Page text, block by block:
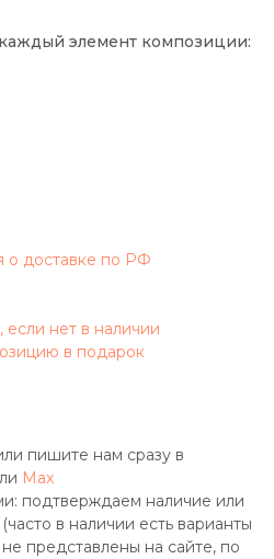
элемент композиции:
о доставке по РФ
если нет в наличии
в подарок
пишите нам сразу в
Max
подтверждаем наличие или
в наличии есть варианты
представлены на сайте, по